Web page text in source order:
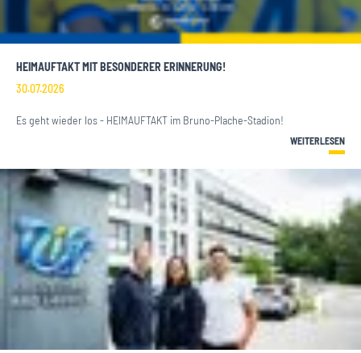
HEIMAUFTAKT MIT BESONDERER ERINNERUNG!
30.07.2026
Es geht wieder los - HEIMAUFTAKT im Bruno-Plache-Stadion!
WEITERLESEN